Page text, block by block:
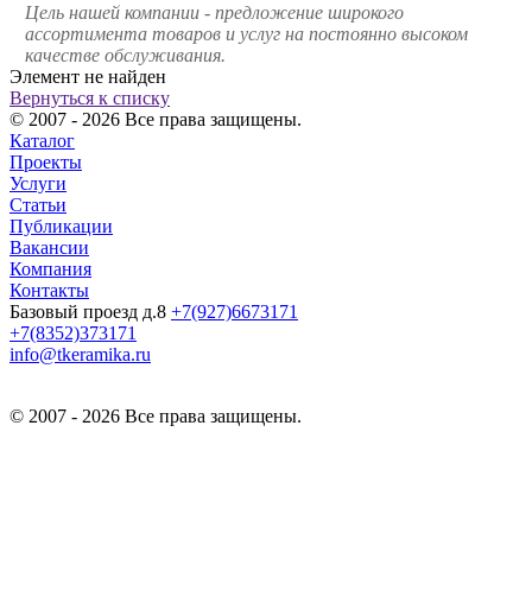
Цель нашей компании - предложение широкого
ассортимента товаров и услуг на постоянно высоком
качестве обслуживания.
Элемент не найден
Вернуться к списку
© 2007 - 2026 Все права защищены.
Каталог
Проекты
Услуги
Статьи
Публикации
Вакансии
Компания
Контакты
Базовый проезд д.8 +7(927)6673171
+7(8352)373171
info@tkeramika.ru
© 2007 - 2026 Все права защищены.